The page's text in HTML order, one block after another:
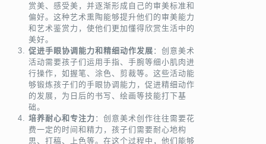
赏美、感受美，并逐渐形成自己的审美标准和
偏好。这种艺术熏陶能够提升他们的审美能力
和艺术鉴赏力，使他们更加懂得欣赏生活中的
美好。
促进手眼协调能力和精细动作发展 ：创意美术
活动需要孩子们运用手指、手腕等细小肌肉进
行操作，如握笔、涂色、剪裁等。这些活动能
够锻炼孩子们的手眼协调能力，促进精细动作
的发展，为日后的书写、绘画等技能打下基
础。
培养耐心和专注力 ：创意美术创作往往需要花
费一定的时间和精力，孩子们需要耐心地构
思、打稿、上色等。在这个过程中，他们能够